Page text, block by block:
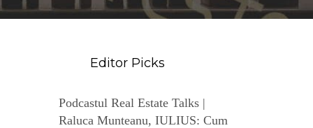
Editor Picks
Podcastul Real Estate Talks |
Raluca Munteanu, IULIUS: Cum